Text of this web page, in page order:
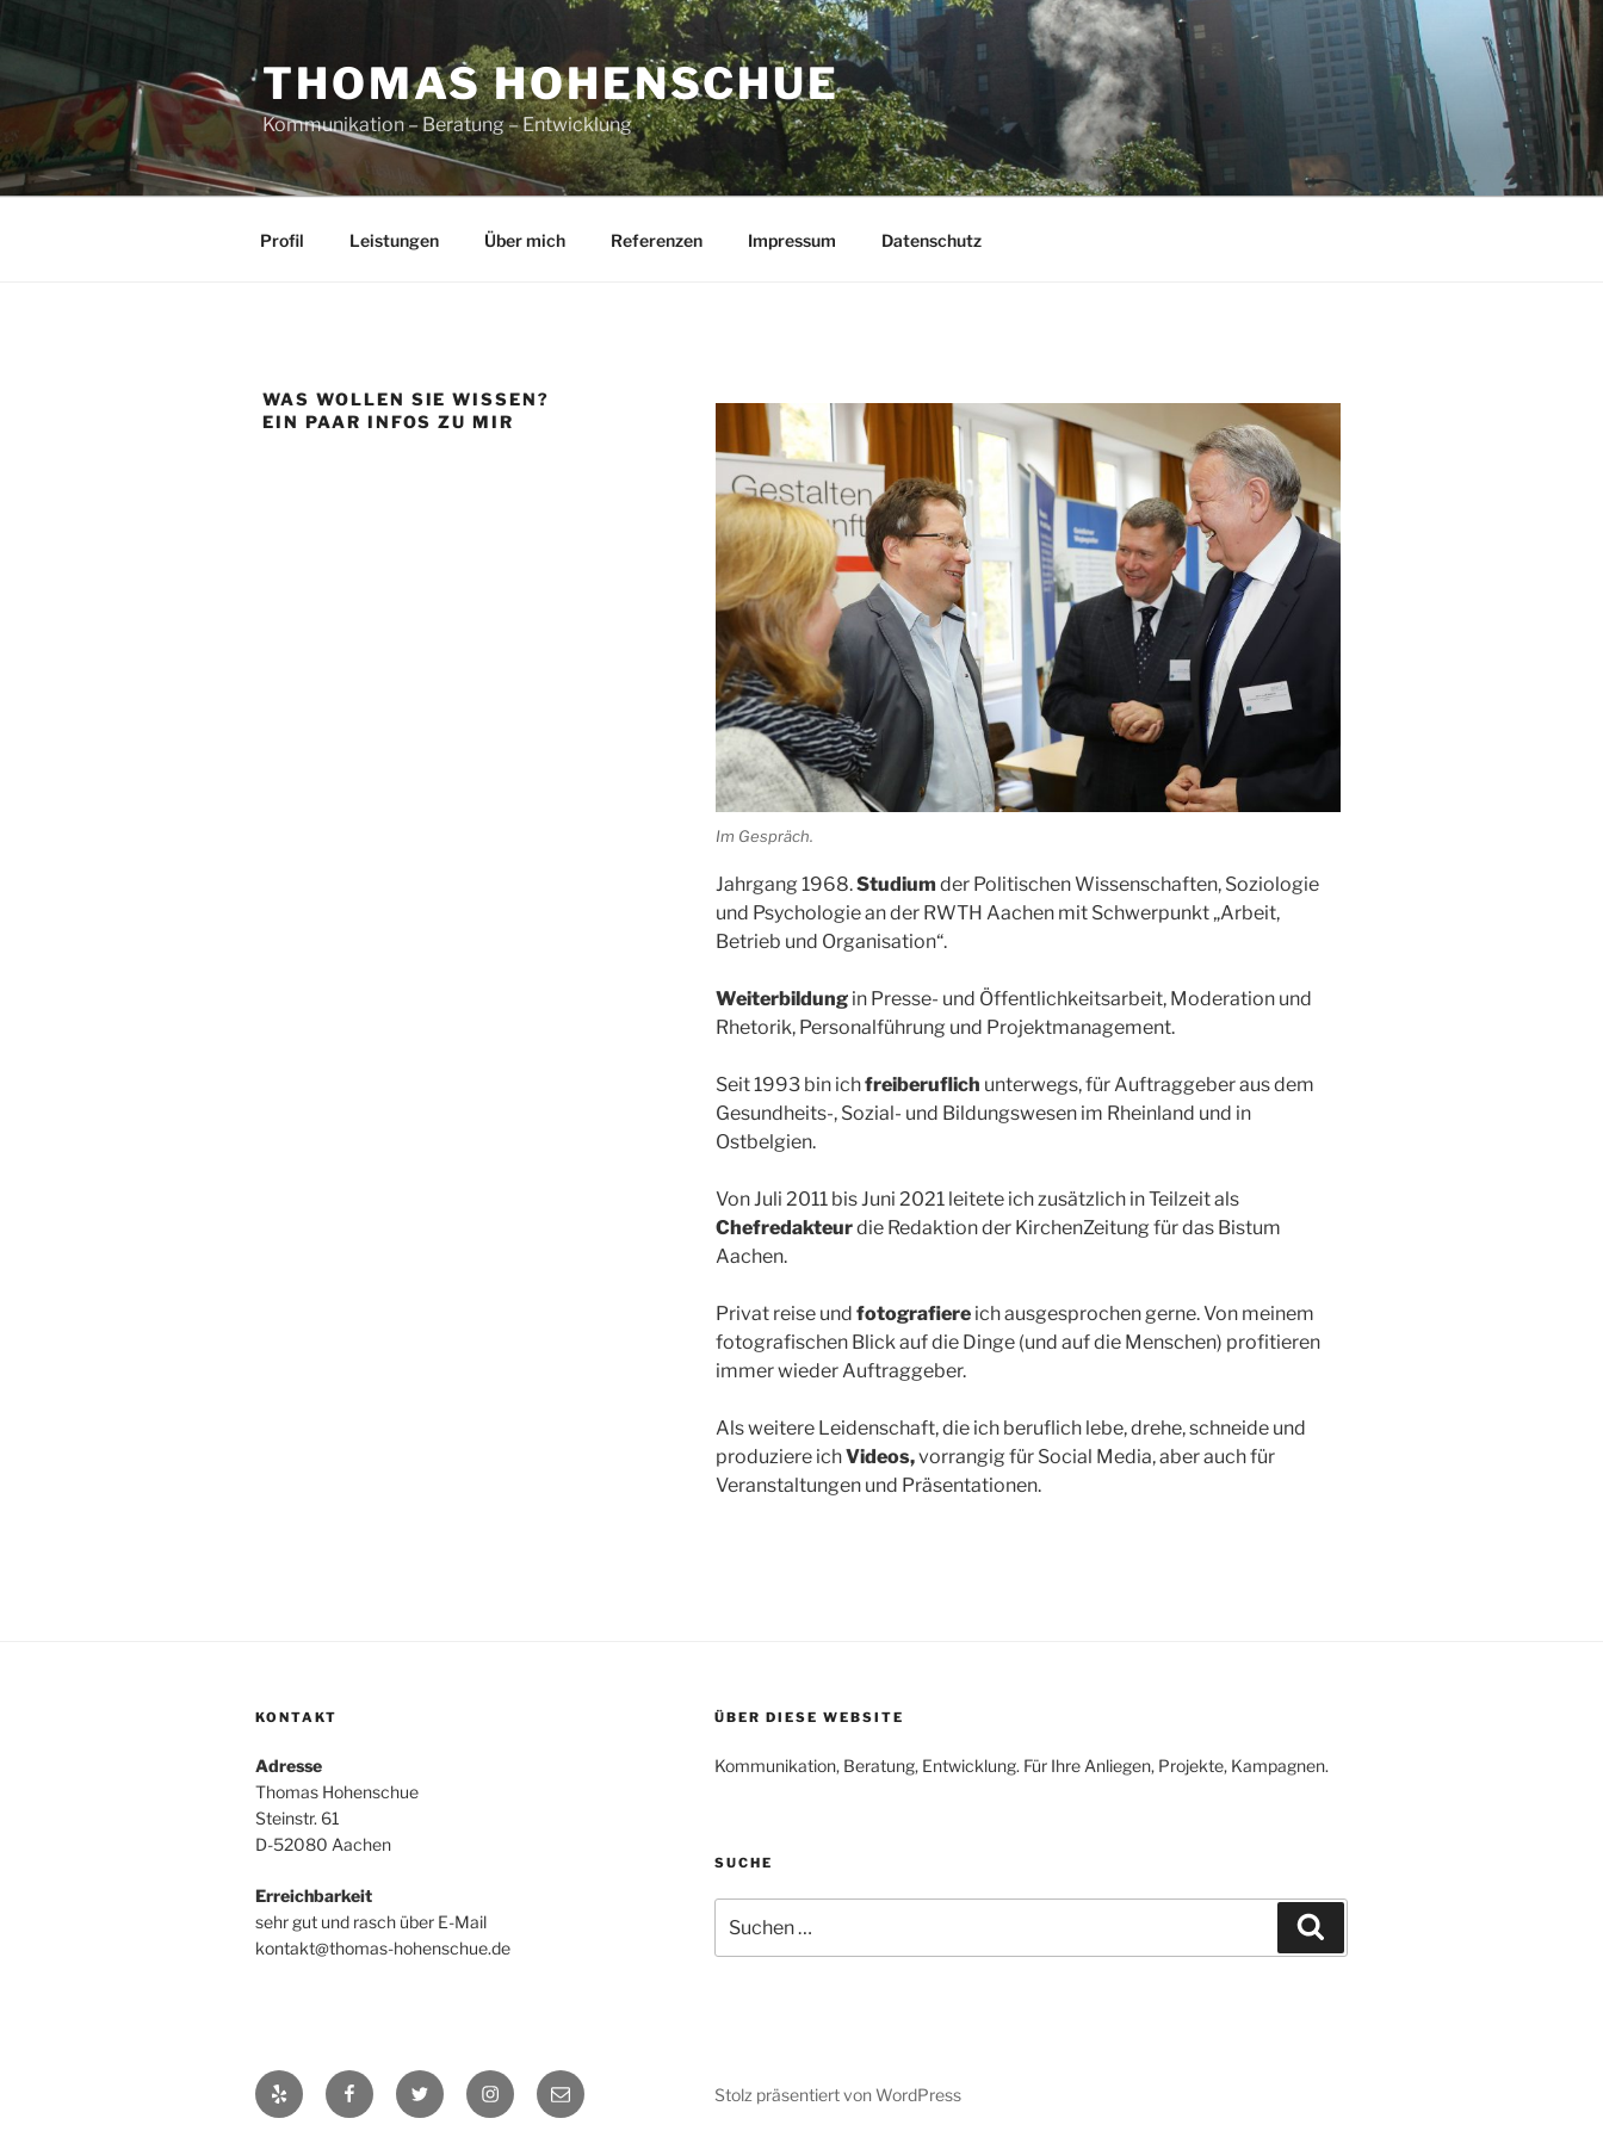
springen
THOMAS HOHENSCHUE
Kommunikation – Beratung – Entwicklung
Profil Leistungen Über mich Referenzen Impressum Datenschutz
WAS WOLLEN SIE WISSEN?
EIN PAAR INFOS ZU MIR
Im Gespräch.
Jahrgang 1968.Studium der Politischen Wissenschaften, Soziologie
und Psychologie an der RWTH Aachen mit Schwerpunkt „Arbeit,
Betrieb und Organisation“.
Weiterbildungin Presse- und Öffentlichkeitsarbeit, Moderation und
Rhetorik, Personalführung und Projektmanagement.
Seit 1993 bin ichfreiberuflich unterwegs, für Auftraggeber aus dem
Gesundheits-, Sozial- und Bildungswesen im Rheinland und in
Ostbelgien.
Von Juli 2011 bis Juni 2021 leitete ich zusätzlich in Teilzeit als
Chefredakteurdie Redaktion der KirchenZeitung für das Bistum
Aachen.
Privat reise und fotografiereich ausgesprochen gerne. Von meinem
fotografischen Blick auf die Dinge (und auf die Menschen) profitieren
immer wieder Auftraggeber.
Als weitere Leidenschaft, die ich beruflich lebe, drehe, schneide und
produziere ichVideos,vorrangig für Social Media, aber auch für
Veranstaltungen und Präsentationen.
KONTAKT
Adresse
Thomas Hohenschue
Steinstr. 61
D-52080 Aachen
Erreichbarkeit
sehr gut und rasch über E-Mail
kontakt@thomas-hohenschue.de
ÜBER DIESE WEBSITE
Kommunikation, Beratung, Entwicklung. Für Ihre Anliegen, Projekte, Kampagnen.
SUCHE
nach:
Yelp FacebookTwitter Instagram
E-
Mail
Stolz präsentiert von WordPress